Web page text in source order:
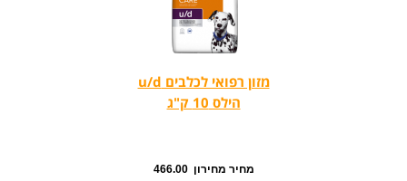
מזון רפואי לכלבים u/d
הילס 10 ק"ג
מחיר מחירון 466.00